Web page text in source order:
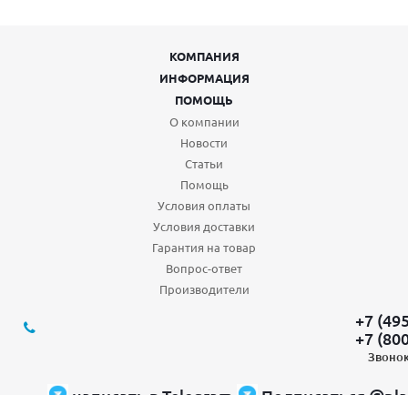
КОМПАНИЯ
ИНФОРМАЦИЯ
ПОМОЩЬ
О компании
Новости
Статьи
Помощь
Условия оплаты
Условия доставки
Гарантия на товар
Вопрос-ответ
Производители
+7
+7